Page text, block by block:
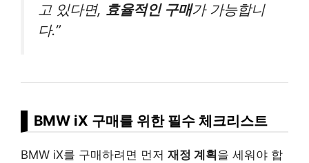
고 있다면, 효율적인 구매가 가능합니
다.”
BMW iX 구매를 위한 필수 체크리스트
BMW iX를 구매하려면 먼저 재정 계획 을 세워야 합